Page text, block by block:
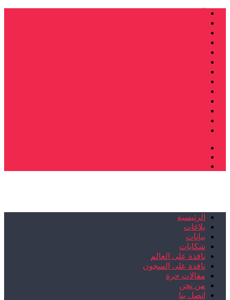
الرئيسية
بلاغات
بيانات
شكايات
نافذة على العالم
نافذة على السجون
مقالات حرة
من نحن
اتصل بنا